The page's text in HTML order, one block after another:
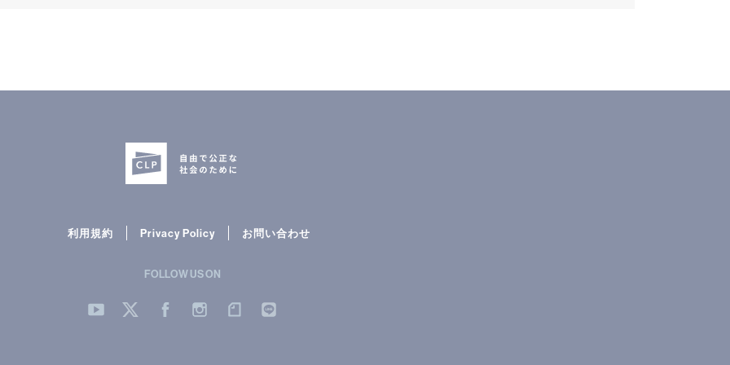
利用規約 Privacy Policy お問い合わせ
FOLLOW US ON